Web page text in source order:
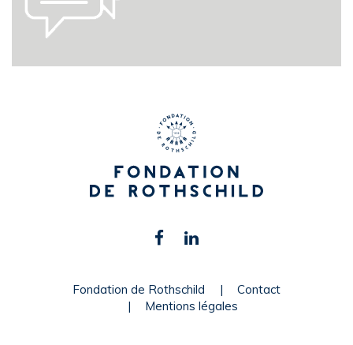
FacebookLinkedin
Fondation de Rothschild
Contact
Mentions légales